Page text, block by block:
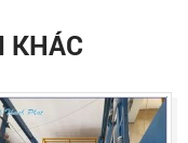
KHÁC